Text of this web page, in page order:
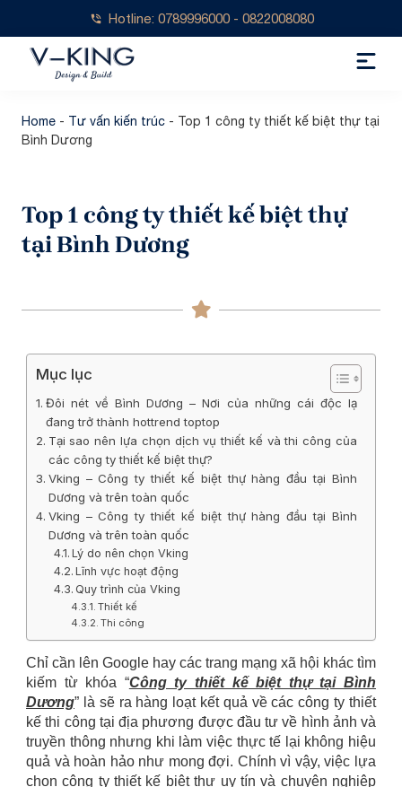
Hotline: 0789996000 - 0822008080
Home - Tư vấn kiến trúc - Top 1 công ty thiết kế biệt thự tại
Bình Dương
Top 1 công ty thiết kế biệt thự
tại Bình Dương
Mục lục
Đôi nét về Bình Dương – Nơi của những cái độc lạ
đang trở thành hottrend toptop
Tại sao nên lựa chọn dịch vụ thiết kế và thi công của
các công ty thiết kế biệt thự?
Vking – Công ty thiết kế biệt thự hàng đầu tại Bình
Dương và trên toàn quốc
Vking – Công ty thiết kế biệt thự hàng đầu tại Bình
Dương và trên toàn quốc
Lý do nên chọn Vking
Lĩnh vực hoạt động
Quy trình của Vking
Thiết kế
Thi công
Chỉ cần lên Google hay các trang mạng xã hội khác tìm
kiếm từ khóa “Công ty thiết kế biệt thự tạiBình
Dương” là sẽ ra hàng loạt kết quả về các công ty thiết
kế thi công tại địa phương được đầu tư về hình ảnh và
truyền thông nhưng khi làm việc thực tế lại không hiệu
quả và hoàn hảo như mong đợi. Chính vì vậy,việc lựa
chọn công ty thiết kế biệt thự uy tín và chuyên nghiệp